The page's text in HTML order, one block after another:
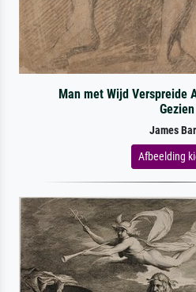
Man met Wijd Verspreide
Gezien
James
Afbeelding